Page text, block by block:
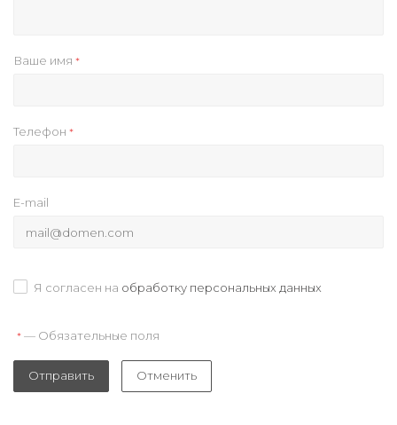
Ваше имя *
Телефон *
E-mail
Я согласен на обработку персональных данных
* — Обязательные поля
Отправить Отменить